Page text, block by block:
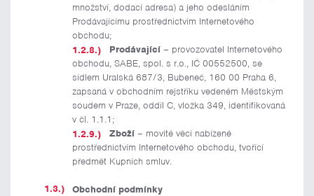
množství, dodací adresa) a jeho odesláním
Prodávajícímu prostřednictvím Internetového
obchodu;
Prodávající– provozovatel Internetového
obchodu, SABE, spol. s r.o., IČ 00552500, se
sídlem Uralská 687/3, Bubeneč, 160 00 Praha 6,
zapsaná v obchodním rejstříku vedeném Městským
soudem v Praze, oddíl C, vložka 349, identifikovaná
v čl. 1.1.1;
Zboží– movité věci nabízené
prostřednictvím Internetového obchodu, tvořící
předmět Kupních smluv.
Obchodní podmínky